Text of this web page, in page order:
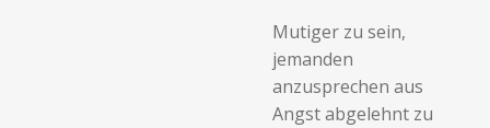
Mutiger zu sein,
jemanden
anzusprechen aus
Angst abgelehnt zu